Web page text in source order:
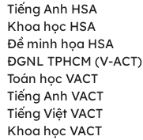
Tiếng Anh HSA
Khoa học HSA
Đề minh họa HSA
ĐGNL TPHCM (V-ACT)
Toán học VACT
Tiếng Anh VACT
Tiếng Việt VACT
Khoa học VACT